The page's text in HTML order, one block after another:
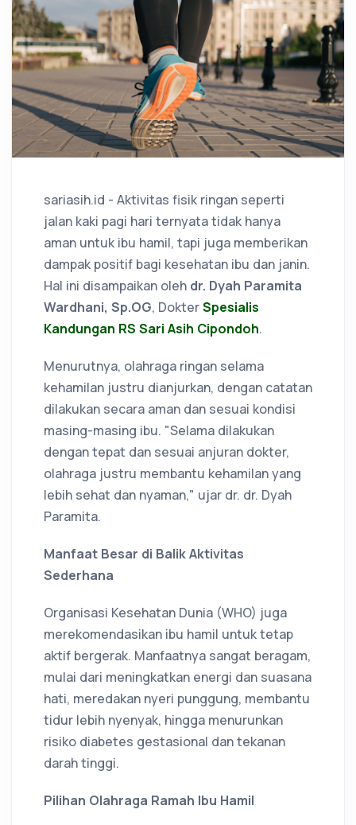
sariasih.id - Aktivitas fisik ringan seperti
jalan kaki pagi hari ternyata tidak hanya
aman untuk ibu hamil, tapi juga memberikan
dampak positif bagi kesehatan ibu dan janin.
Hal ini disampaikan oleh dr. Dyah Paramita
Wardhani, Sp.OG, DokterSpesialis
Kandungan RS Sari Asih Cipondoh.
Menurutnya, olahraga ringan selama
kehamilan justru dianjurkan, dengan catatan
dilakukan secara aman dan sesuai kondisi
masing-masing ibu. "Selama dilakukan
dengan tepat dan sesuai anjuran dokter,
olahraga justru membantu kehamilan yang
lebih sehat dan nyaman," ujar dr. dr. Dyah
Paramita.
Manfaat Besar di Balik Aktivitas
Sederhana
Organisasi Kesehatan Dunia (WHO) juga
merekomendasikan ibu hamil untuk tetap
aktif bergerak. Manfaatnya sangat beragam,
mulai dari meningkatkan energi dan suasana
hati, meredakan nyeri punggung, membantu
tidur lebih nyenyak, hingga menurunkan
risiko diabetes gestasional dan tekanan
darah tinggi.
Pilihan Olahraga Ramah Ibu Hamil